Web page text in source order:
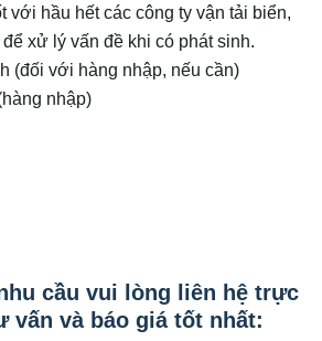
với hầu hết các công ty vận tải biển,
xử lý vấn đề khi có phát sinh.
(đối với hàng nhập, nếu cần)
nhập)
cầu vui lòng liên hệ trực
vấn và báo giá tốt nhất: